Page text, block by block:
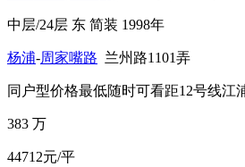
中层/24层 东 简装 1998年
杨浦-周家嘴路 兰州路1101弄
同户型价格最低随时可看距12号线江
383 万
44712元/平